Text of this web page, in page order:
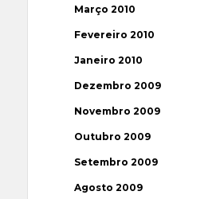
Março 2010
Fevereiro 2010
Janeiro 2010
Dezembro 2009
Novembro 2009
Outubro 2009
Setembro 2009
Agosto 2009